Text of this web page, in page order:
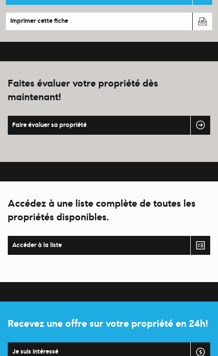
Imprimer cette fiche
Faites évaluer votre propriété dès
maintenant!
Faire évaluer sa propriété
Accédez à une liste complète de toutes les
propriétés disponibles.
Accéder à la liste
Recevez une offre sur votre propriété en 24h!
Je suis intéressé